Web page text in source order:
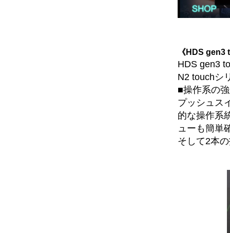
《HDS gen3
HDS gen3
N2 touchシ
■操作系の
プッシュス
的な操作系
ューも簡単
そして2本